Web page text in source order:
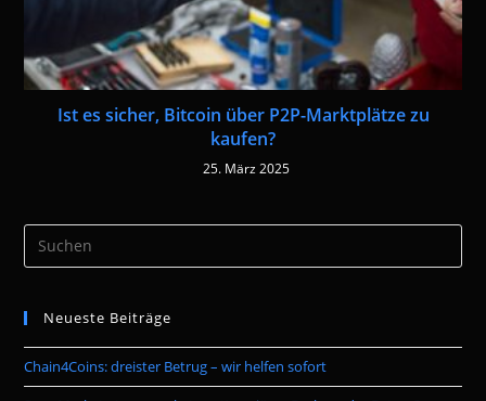
Ist es sicher, Bitcoin über P2P-Marktplätze zu
kaufen?
25. März 2025
the
Neueste Beiträge
Chain4Coins: dreister Betrug – wir helfen sofort